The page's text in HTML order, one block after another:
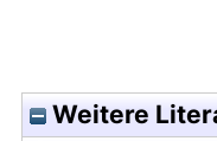
Weitere